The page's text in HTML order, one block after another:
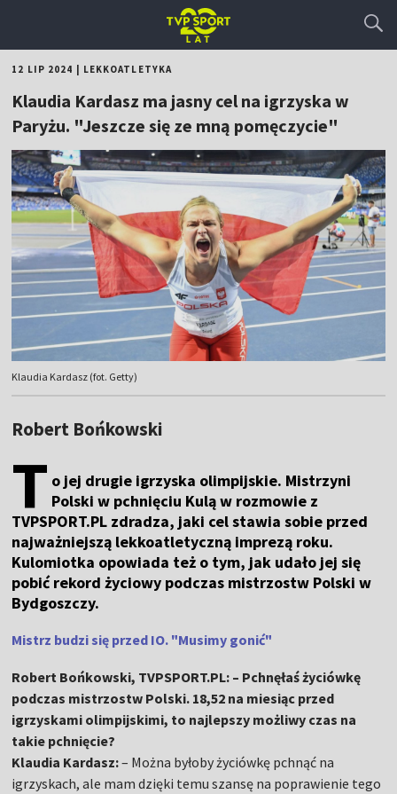
12 LIP 2024 LEKKOATLETYKA
Klaudia Kardasz ma jasny cel na igrzyska w
Paryżu. "Jeszcze się ze mną pomęczycie"
Klaudia Kardasz (fot. Getty)
Robert Bońkowski
T o jej drugie igrzyska olimpijskie. Mistrzyni
Polski w pchnięciu Kulą w rozmowie z
TVPSPORT.PL zdradza, jaki cel stawia sobie przed
najważniejszą lekkoatletyczną imprezą roku.
Kulomiotka opowiada też o tym, jak udało jej się
pobić rekord życiowy podczas mistrzostw Polski w
Bydgoszczy.
Mistrz budzi się przed IO. "Musimy gonić"
Robert Bońkowski, TVPSPORT.PL: – Pchnęłaś życiówkę
podczas mistrzostw Polski. 18,52 na miesiąc przed
igrzyskami olimpijskimi, to najlepszy możliwy czas na
takie pchnięcie?
Klaudia Kardasz:– Można byłoby życiówkę pchnąć na
igrzyskach, ale mam dzięki temu szansę na poprawienie tego